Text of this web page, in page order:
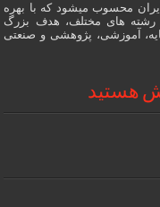
محسوب میشود که با بهره
رشته های مختلف، هدف بزرگ
آموزشی، پژوهشی و صنعتی
هستید